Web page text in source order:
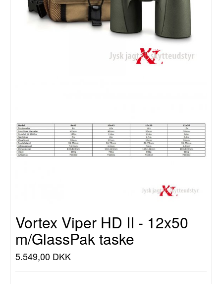
Vortex Viper HD II - 12x50
m/GlassPak taske
5.549,00 DKK